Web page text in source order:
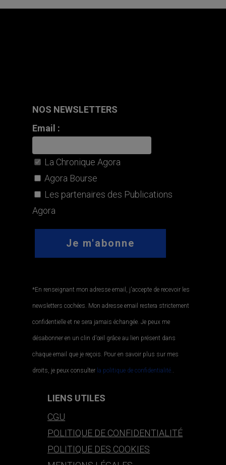
NOS NEWSLETTERS
Email :
La Chronique Agora
Agora Bourse
Les partenaires des Publications
Agora
*En renseignant mon adresse email, j'accepte de recevoir les
newsletters cochées. Mon adresse email restera strictement
confidentielle et ne sera jamais échangée. Je peux me
désabonner en un clin d'œil grâce au lien présent dans
chaque email que je reçois. Pour en savoir plus sur mes
droits, je peux consulter la politique de confidentialité..
LIENS UTILES
CGU
POLITIQUE DE CONFIDENTIALITÉ
POLITIQUE DES COOKIES